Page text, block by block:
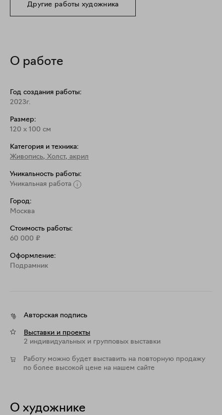
Другие работы художника
О работе
Год создания работы:
2023г.
Размер:
120 x 100 см
Категория и техника:
Живопись, Холст, акрил
Уникальность работы:
Уникальная работа
Город:
Москва
Стоимость работы:
60 000 ₽
Оформление:
Подрамник
Авторская подпись
Выставки и проекты
2 индивидуальных и групповых выставки
Работу можно будет выставить на повторную продажу
по более высокой цене на нашем сайте
О художнике